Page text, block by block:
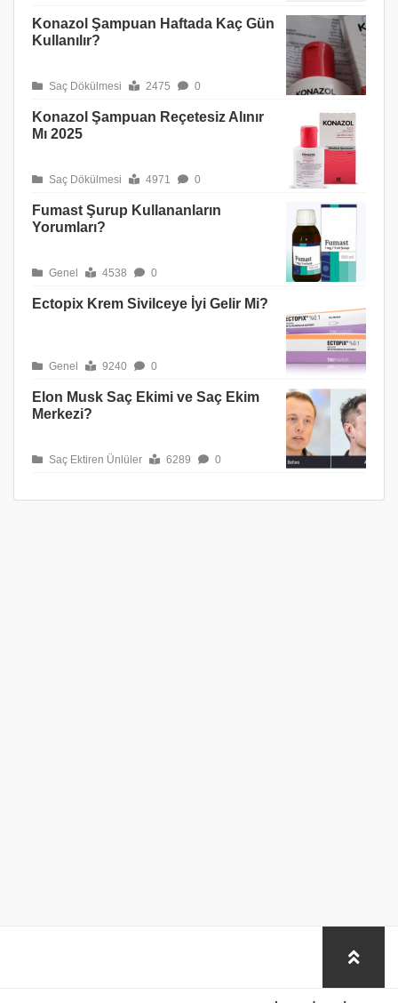
Konazol Şampuan Haftada Kaç Gün
Kullanılır?
Saç Dökülmesi 2475 0
Konazol Şampuan Reçetesiz Alınır
Mı 2025
Saç Dökülmesi 4971 0
Fumast Şurup Kullananların
Yorumları?
Genel 4538 0
Ectopix Krem Sivilceye İyi Gelir Mi?
Genel 9240 0
Elon Musk Saç Ekimi ve Saç Ekim
Merkezi?
Saç Ektiren Ünlüler 6289 0